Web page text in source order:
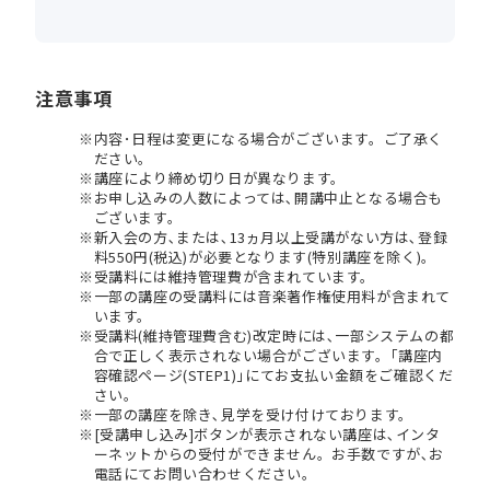
注意事項
内容･日程は変更になる場合がございます。ご了承く
ださい。
講座により締め切り日が異なります。
お申し込みの人数によっては､開講中止となる場合も
ございます。
新入会の方､または､13ヵ月以上受講がない方は､登録
料550円(税込)が必要となります(特別講座を除く)。
受講料には維持管理費が含まれています。
一部の講座の受講料には音楽著作権使用料が含まれて
います。
受講料(維持管理費含む)改定時には､一部システムの都
合で正しく表示されない場合がございます。｢講座内
容確認ページ(STEP1)｣にてお支払い金額をご確認くだ
さい。
一部の講座を除き､見学を受け付けております。
[受講申し込み]ボタンが表示されない講座は､インタ
ーネットからの受付ができません。お手数ですが､お
電話にてお問い合わせください。